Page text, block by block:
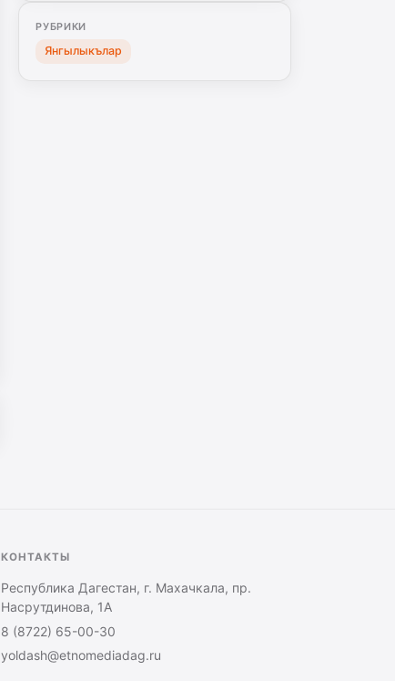
РУБРИКИ
Янгылыкълар
КОНТАКТЫ
Республика Дагестан, г. Махачкала, пр.
Насрутдинова, 1А
8 (8722) 65-00-30
yoldash@etnomediadag.ru